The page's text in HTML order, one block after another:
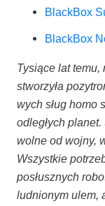
Black­Box
Black­Box
Tysią­ce lat
stwo­rzy­ła
wych sług homo
odle­głych
wol­ne od woj­ny,
Wszyst­kie
posłusz­nych
lud­nio­nym ulem,